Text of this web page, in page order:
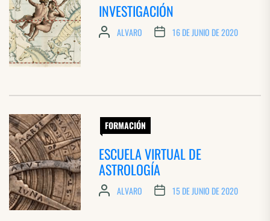
INVESTIGACIÓN
ALVARO 16 DE JUNIO DE 2020
FORMACIÓN
ESCUELA VIRTUAL DE
ASTROLOGÍA
ALVARO 15 DE JUNIO DE 2020